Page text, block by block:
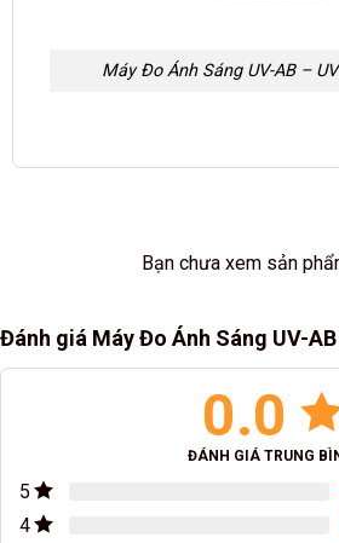
Máy Đo Ánh Sáng UV-AB –
Bạn chưa xem sản
Đánh giá Máy Đo Ánh Sáng UV-
0.0
ĐÁNH GIÁ TRUNG
5
4